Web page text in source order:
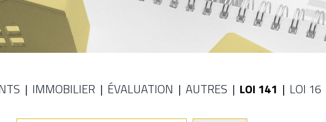
IMMOBILIER ÉVALUATION AUTRES LOI 141 LOI 16